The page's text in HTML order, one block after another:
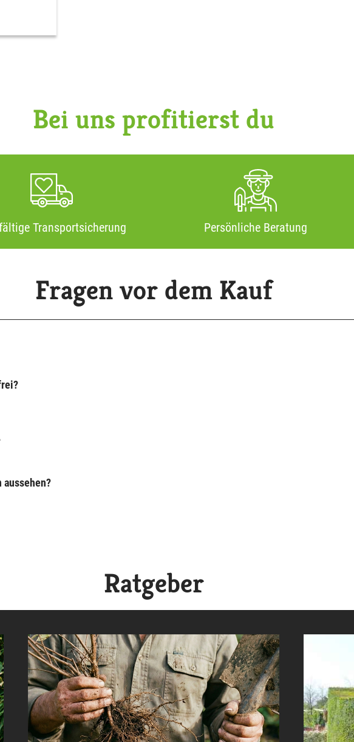
Bei uns profitierst du
Transportsicherung Persönliche Beratung
Fragen vor dem Kauf
Ratgeber